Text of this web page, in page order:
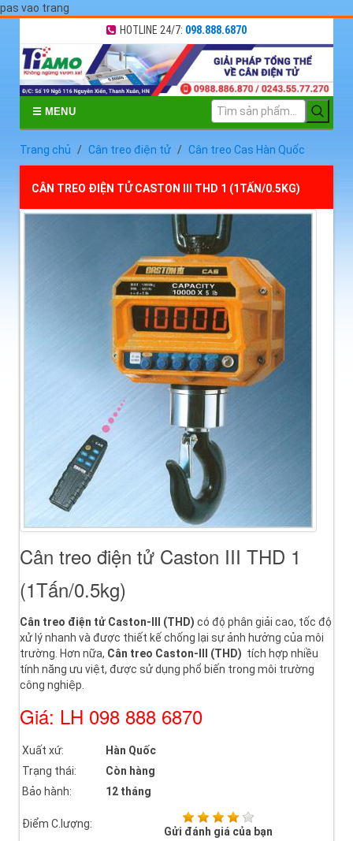
pas vao trang
HOTLINE 24/7: 098.888.6870
☰ MENU
Trang chủ Cân treo điện tử Cân treo Cas Hàn Quốc
CÂN TREO ĐIỆN TỬ CASTON III THD 1 (1TẤN/0.5KG)
Cân treo điện tử Caston III THD 1
(1Tấn/0.5kg)
Cân treo điện tử Caston-III (THD) có độ phân giải cao, tốc độ
xử lý nhanh và được thiết kế chống lại sự ảnh hưởng của môi
trường. Hơn nữa, Cân treo Caston-III (THD) tích hợp nhiều
tính năng ưu việt, được sử dụng phổ biến trong môi trường
công nghiệp.
Giá: LH 098 888 6870
Xuất xứ:
Hàn Quốc
Trạng thái:
Còn hàng
Bảo hành:
12 tháng
Điểm C.lượng:
Gửi đánh giá của bạn